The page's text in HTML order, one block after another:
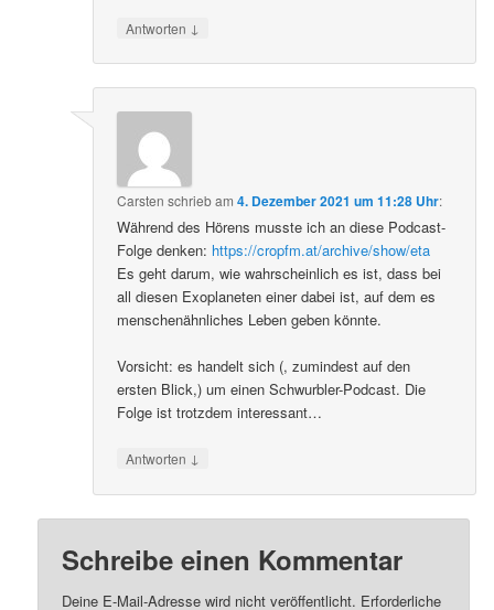
Antworten ↓
Carsten schriebam4. Dezember 2021 um 11:28 Uhr:
Während des Hörens musste ich an diese Podcast-
Folge denken: https://cropfm.at/archive/show/eta
Es geht darum, wie wahrscheinlich es ist, dass bei
all diesen Exoplaneten einer dabei ist, auf dem es
menschenähnliches Leben geben könnte.
Vorsicht: es handelt sich (, zumindest auf den
ersten Blick,) um einen Schwurbler-Podcast. Die
Folge ist trotzdem interessant…
Antworten ↓
Schreibe einen Kommentar
Deine E-Mail-Adresse wird nicht veröffentlicht. Erforderliche